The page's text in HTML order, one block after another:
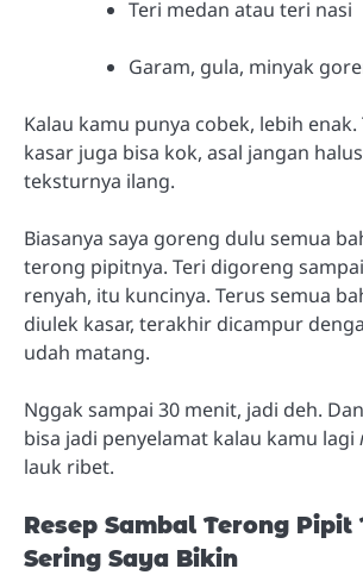
Teri medan atau teri nasi
Garam, gula, minyak
Kalau kamu punya cobek, lebih
kasar juga bisa kok, asal jangan
teksturnya ilang.
Biasanya saya goreng dulu semua
terong pipitnya. Teri digoreng
renyah, itu kuncinya. Terus semua
diulek kasar, terakhir dicampur
udah matang.
Nggak sampai 30 menit, jadi deh.
bisa jadi penyelamat kalau kamu lagi
lauk ribet.
Resep Sambal Terong Pipit
Sering Saya Bikin